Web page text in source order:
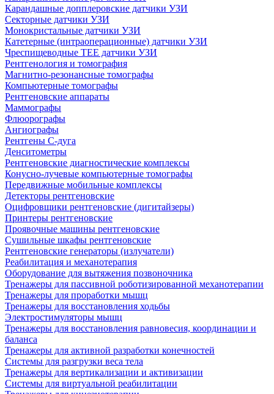
Карандашные допплеровские датчики УЗИ
Секторные датчики УЗИ
Монокристальные датчики УЗИ
Катетерные (интраоперационные) датчики УЗИ
Чреспищеводные TEE датчики УЗИ
Рентгенология и томография
Магнитно-резонансные томографы
Компьютерные томографы
Рентгеновские аппараты
Маммографы
Флюорографы
Ангиографы
Рентгены С-дуга
Денситометры
Рентгеновские диагностические комплексы
Конусно-лучевые компьютерные томографы
Передвижные мобильные комплексы
Детекторы рентгеновские
Оцифровщики рентгеновские (дигитайзеры)
Принтеры рентгеновские
Проявочные машины рентгеновские
Сушильные шкафы рентгеновские
Рентгеновские генераторы (излучатели)
Реабилитация и механотерапия
Оборудование для вытяжения позвоночника
Тренажеры для пассивной роботизированной механотерапии
Тренажеры для проработки мышц
Тренажеры для восстановления ходьбы
Электростимуляторы мышц
Тренажеры для восстановления равновесия, координации и
баланса
Тренажеры для активной разработки конечностей
Системы для разгрузки веса тела
Тренажеры для вертикализации и активизации
Системы для виртуальной реабилитации